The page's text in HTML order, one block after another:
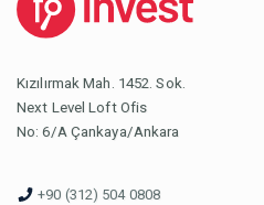
Kızılırmak Mah. 1452. Sok.
Next Level Loft Ofis
No: 6/A Çankaya/Ankara
+90 (312) 504 0808